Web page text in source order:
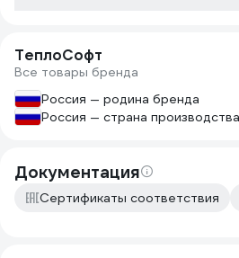
ТеплоСофт
Все товары бренда
Россия — родина бренда
Россия — страна производства
Документация
Сертификаты соответствия